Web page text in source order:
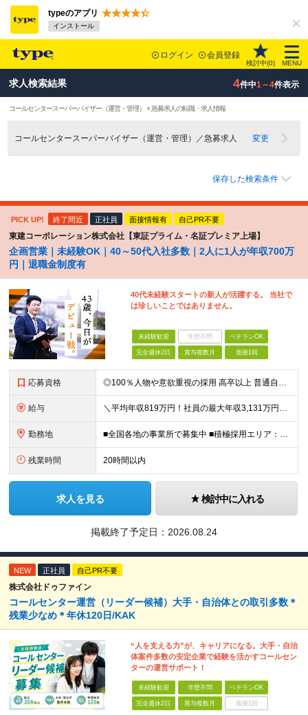
typeのアプリ
インストール
ログイン 会員登録
検討中(0) MENU
求人検索結果 4件中1～4件表示
コールセンタースーパーバイザー（運営・管理） × 急募求人の転職・求人情報
コールセンタースーパーバイザー（運営・管理）／急募求人 変更
保存した検索条件
PICK UP! 終了間近 正社員 面接情報有 自己PR不要
東建コーポレーション株式会社【東証プライム・名証プレミア上場】
企画営業｜未経験OK｜40～50代入社多数｜2人に1人が年収700万
円｜退職金制度有
40代未経験スタートの新人が活躍する。 当社で
は珍しいことではありません。
未経験歓迎 学歴不問 ベテランOK
完全週休2日 賞与複数月 面接1回
応募資格 ◎100％人物や意欲重視の採用 高卒以上 普通自動車第一種運転免許取得者（AT限定可） ★職歴は全く問いません！ 前向きにコツコツと向き合える方であれば結果がついてくるお仕事です。 現職・無職、正社
給与 ＼平均年収819万円！社員の最大年収3,131万円／ ＼2人に1人が年収700万円以上／ ＼5人に1人が年収1,000万円以上！／ 固定給だけで、年収524万円も可能！ インセンティブだけでなく固定給
勤務地 ■全国各地の事業所で募集中 ■積極採用エリア：東京・神奈川・埼玉・千葉・愛知 ※希望の勤務地で働ける！通勤可能な事業所を選定していきます ※地元に戻って働きたいUターン希望者も歓迎します！ ※社用車を
残業時間 20時間以内
求人を見る 検討中に入れる
掲載終了予定日： 2026.08.24
NEW 正社員 自己PR不要
株式会社ドゥファイン
コールセンター運営（リーダー候補）大手・自治体との取引多数＊
残業少なめ＊年休120日/KAK
“人を支える力”が、キャリアになる。大手・自治
体案件多数の安定企業で経験を活かすコールセン
ターの運営サポート！
未経験歓迎 学歴不問 ベテランOK
完全週休2日 賞与複数月 面接1回